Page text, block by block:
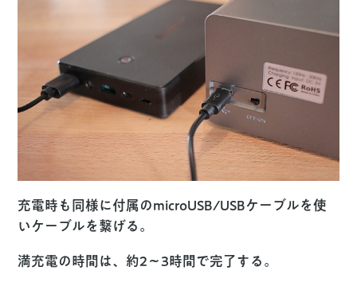
充電時も同様に付属のmicroUSB/USBケーブルを使
いケーブルを繋げる。
満充電の時間は、約2〜3時間で完了する。